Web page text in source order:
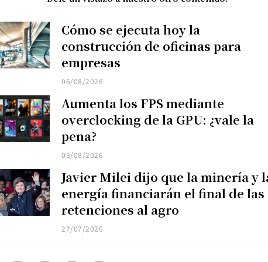
Cómo se ejecuta hoy la
construcción de oficinas para
empresas
06/08/2026
Aumenta los FPS mediante
overclocking de la GPU: ¿vale la
pena?
03/08/2026
Javier Milei dijo que la minería y
energía financiarán el final de las
retenciones al agro
27/07/2026